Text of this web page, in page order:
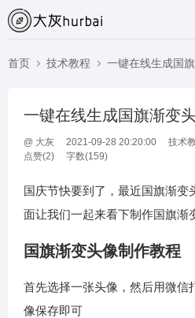
首页 技术教程 一键在线生成国
一键在线生成国旗渐变
@ 大灰 2021-09-28 20:20:00 技术
点赞(2) 字数(159)
国庆节快要到了，最近国旗渐变
面让我们一起来看下制作国旗渐
国旗渐变头像制作教程
首先选择一张头像，然后用微信
像保存即可